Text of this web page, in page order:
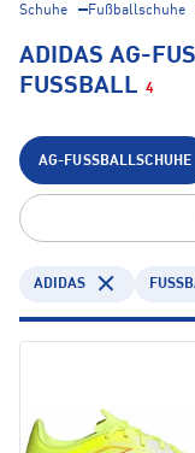
Schuhe Fußballschuhe
ADIDAS AG-
USSBALL
4
AG-FUSSBALLSCHUHE
ADIDAS